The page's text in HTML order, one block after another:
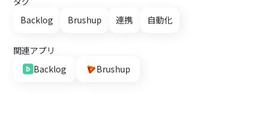
Backlog
Brushup 連携 自動化
関連アプリ
Backlog
Brushup